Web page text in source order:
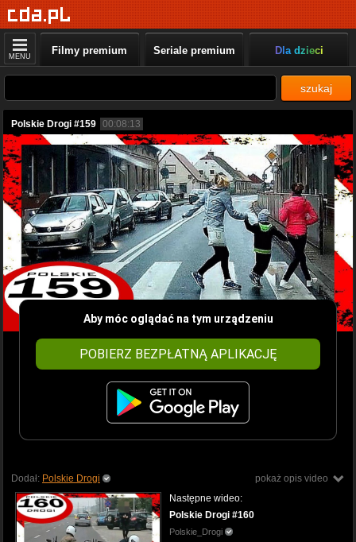
MENU Filmy premium Seriale premium Dla dzieci
szukaj
Polskie Drogi #159 00:08:13
Aby móc oglądać na tym urządzeniu
POBIERZ BEZPŁATNĄ APLIKACJĘ
pokaż opis video
Dodał: Polskie Drogi
Następne wideo:
Polskie Drogi #160
Polskie_Drogi